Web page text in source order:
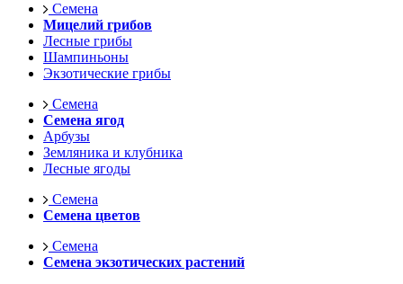
Семена
Мицелий грибов
Лесные грибы
Шампиньоны
Экзотические грибы
Семена
Семена ягод
Арбузы
Земляника и клубника
Лесные ягоды
Семена
Семена цветов
Семена
Семена экзотических растений